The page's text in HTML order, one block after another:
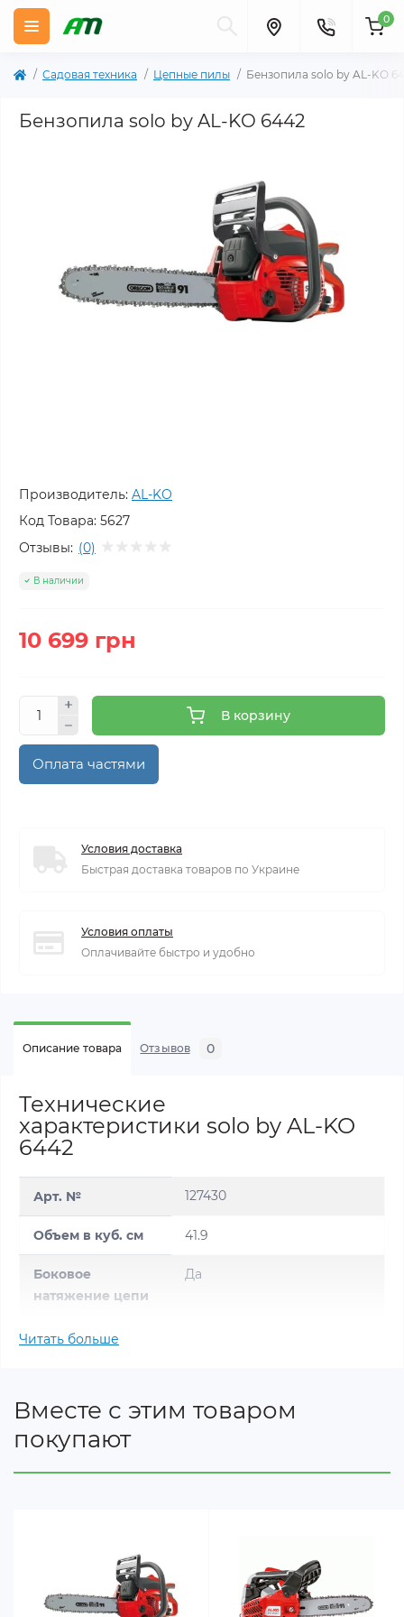
0
Садовая техника Цепные пилы Бензопила solo by AL-KO
Бензопила solo by AL-KO 6442
Производитель: AL-KO
Код Товара: 5627
Отзывы: (0)
В наличии
10 699 грн
В корзину
Оплата частями
Условия доставка
Быстрая доставка товаров по Украине
Условия оплаты
Оплачивайте быстро и удобно
Описание товара Отзывов 0
Технические
характеристики solo by AL-KO
6442
Арт. № 127430
Объем в куб. см 41.9
Боковое
натяжение цепи
Да
Мощность кВт
Регулировка
подачи масла
Да
праймер Да
Масса в кг
Читать больше
Вместе с этим товаром
покупают